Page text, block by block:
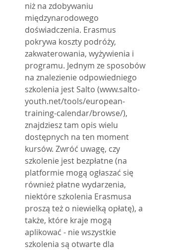
niż na zdobywaniu
międzynarodowego
doświadczenia. Erasmus
pokrywa koszty podróży,
zakwaterowania, wyżywienia i
programu. Jednym ze sposobów
na znalezienie odpowiedniego
szkolenia jest Salto (www.salto-
youth.net/tools/european-
training-calendar/browse/),
znajdziesz tam opis wielu
dostępnych na ten moment
kursów. Zwróć uwagę, czy
szkolenie jest bezpłatne (na
platformie mogą ogłaszać się
również płatne wydarzenia,
niektóre szkolenia Erasmusa
proszą też o niewielką opłatę), a
także, które kraje mogą
aplikować - nie wszystkie
szkolenia są otwarte dla